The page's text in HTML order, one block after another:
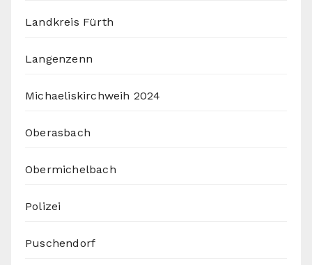
Landkreis Fürth
Langenzenn
Michaeliskirchweih 2024
Oberasbach
Obermichelbach
Polizei
Puschendorf